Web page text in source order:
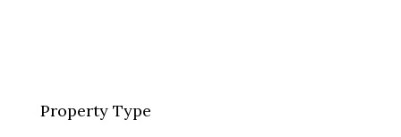
Property Type